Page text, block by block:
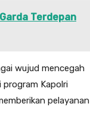
Terdepan
wujud mencegah
Kapolri
pelayanan